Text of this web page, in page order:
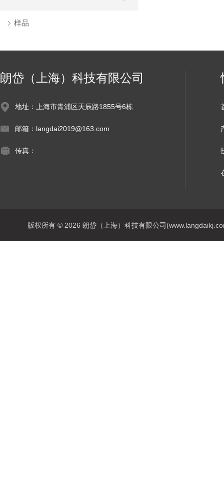
样品
朗岱（上海）科技有限公司
地址：上海市青浦区天辰路1855号6栋
邮箱：langdai2019@163.com
传真：
版权所有 © 2026 朗岱（上海）科技有限公司